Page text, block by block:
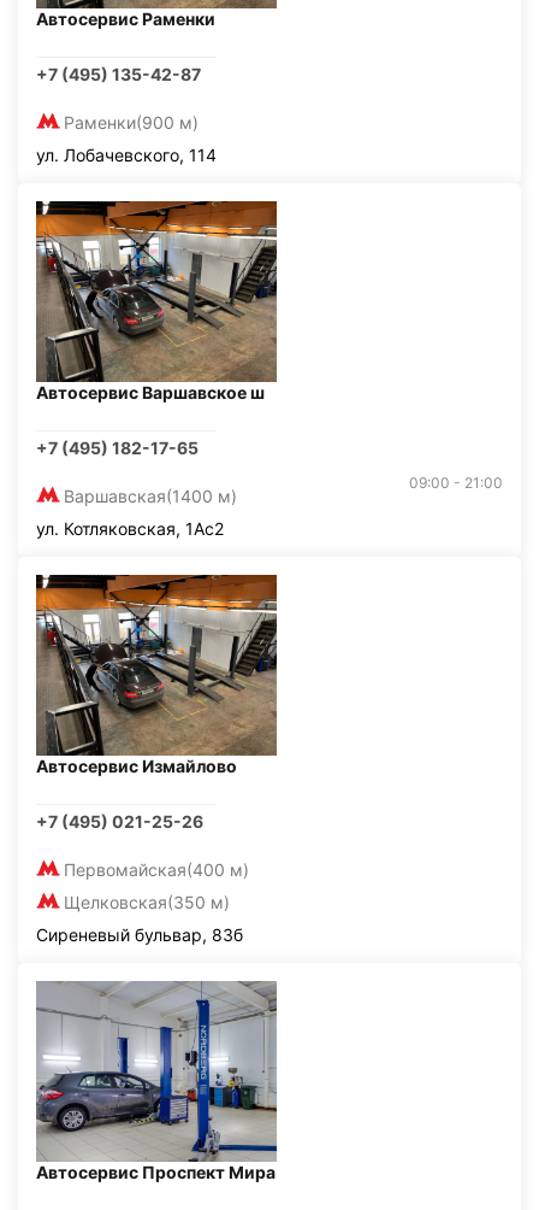
Автосервис Раменки
+7 (495) 135-42-87
Раменки(900 м)
ул. Лобачевского, 114
Автосервис Варшавское ш
+7 (495) 182-17-65
Варшавская(1400 м)
09:00 - 21:00
ул. Котляковская, 1Ас2
Автосервис Измайлово
+7 (495) 021-25-26
Первомайская(400 м)
Щелковская(350 м)
Сиреневый бульвар, 83б
Автосервис Проспект Мира